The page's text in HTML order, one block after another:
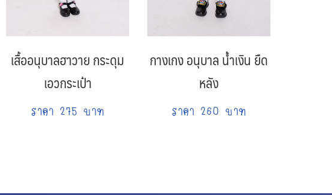
เสื้ออนุบาลฮาวาย กระดุม
เอวกระเป๋า
ราคา 275 บาท
กางเกง อนุบาล น้ำเงิน ยืด
หลัง
ราคา 260 บาท